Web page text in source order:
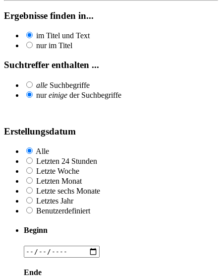
Ergebnisse finden in...
im Titel und Text
nur im Titel
Suchtreffer enthalten ...
alle Suchbegriffe
nureinige der Suchbegriffe
Erstellungsdatum
Alle
Letzten 24 Stunden
Letzte Woche
Letzten Monat
Letzte sechs Monate
Letztes Jahr
Benutzerdefiniert
Beginn
Ende